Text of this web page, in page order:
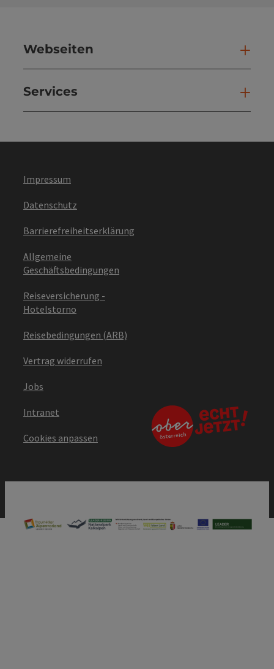
Webseiten
Services
Impressum
Datenschutz
Barrierefreiheitserklärung
Allgemeine
Geschäftsbedingungen
Reiseversicherung -
Hotelstorno
Reisebedingungen (ARB)
Vertrag widerrufen
Jobs
Intranet
Cookies anpassen